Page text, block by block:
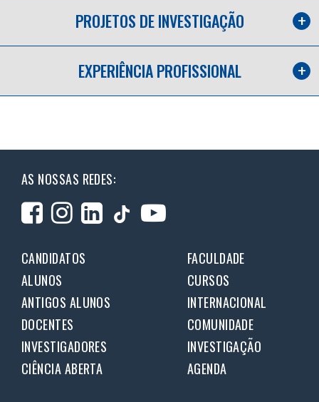
PROJETOS DE INVESTIGAÇÃO
EXPERIÊNCIA PROFISSIONAL
AS NOSSAS REDES:
CANDIDATOS
FACULDADE
ALUNOS
CURSOS
ANTIGOS ALUNOS
INTERNACIONAL
DOCENTES
COMUNIDADE
INVESTIGADORES
INVESTIGAÇÃO
CIÊNCIA ABERTA
AGENDA